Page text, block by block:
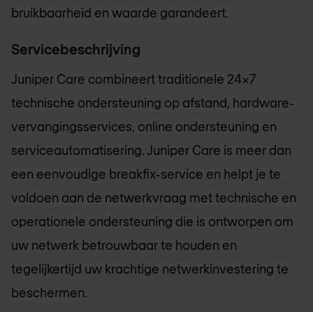
bruikbaarheid en waarde garandeert.
Servicebeschrijving
Juniper Care combineert traditionele 24x7
technische ondersteuning op afstand, hardware-
vervangingsservices, online ondersteuning en
serviceautomatisering. Juniper Care is meer dan
een eenvoudige breakfix-service en helpt je te
voldoen aan de netwerkvraag met technische en
operationele ondersteuning die is ontworpen om
uw netwerk betrouwbaar te houden en
tegelijkertijd uw krachtige netwerkinvestering te
beschermen.